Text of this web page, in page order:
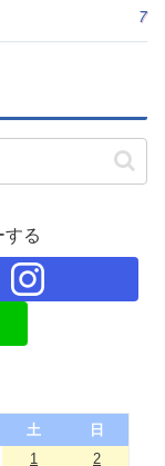
7
する
土
日
1
2